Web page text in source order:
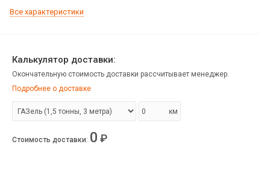
Все характеристики
Калькулятор доставки:
Окончательную стоимость доставки рассчитывает менеджер.
Подробнее о доставке
км
Стоимость доставки: 0 ₽